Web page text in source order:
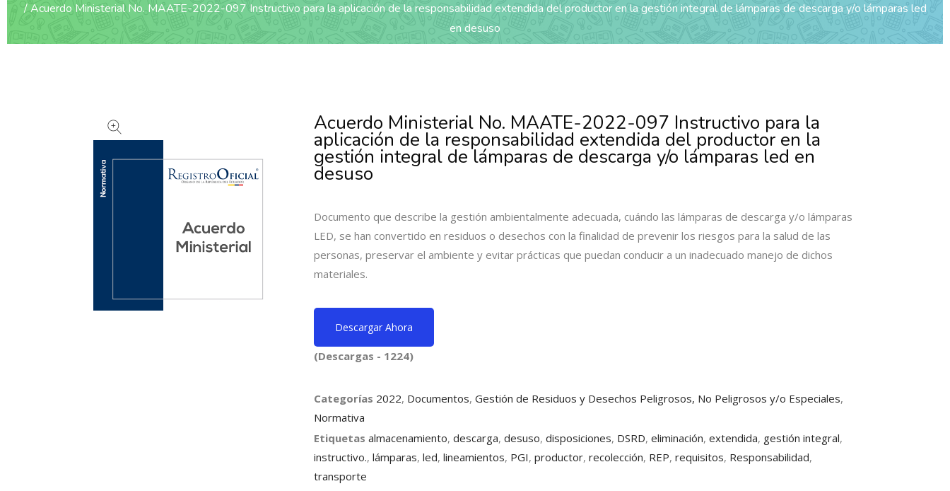
Acuerdo Ministerial No. MAATE-2022-097 Instructivo para la aplicación de la responsabilidad extendida del productor en la gestión integral de lámparas de descarga y/o lámparas led
en desuso
Acuerdo Ministerial No. MAATE-2022-097 Instructivo para la
aplicación de la responsabilidad extendida del productor en la
gestión integral de lámparas de descarga y/o lámparas led en
desuso
Documento que describe la gestión ambientalmente adecuada, cuándo las lámparas de descarga y/o lámparas
LED, se han convertido en residuos o desechos con la finalidad de prevenir los riesgos para la salud de las
personas, preservar el ambiente y evitar prácticas que puedan conducir a un inadecuado manejo de dichos
materiales.
Descargar Ahora
(Descargas - 1224)
Categorías 2022, Documentos, Gestión de Residuos y Desechos Peligrosos, No Peligrosos y/o Especiales,
Normativa
Etiquetas almacenamiento, descarga, desuso, disposiciones, DSRD, eliminación, extendida, gestión integral,
instructivo., lámparas, led, lineamientos, PGI, productor, recolección, REP, requisitos, Responsabilidad,
transporte